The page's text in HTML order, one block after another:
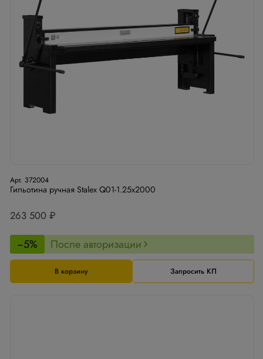
Арт. 372004
Гильотина ручная Stalex Q01-1.25х2000
263 500 ₽
−5% После авторизации
В корзину Запросить КП